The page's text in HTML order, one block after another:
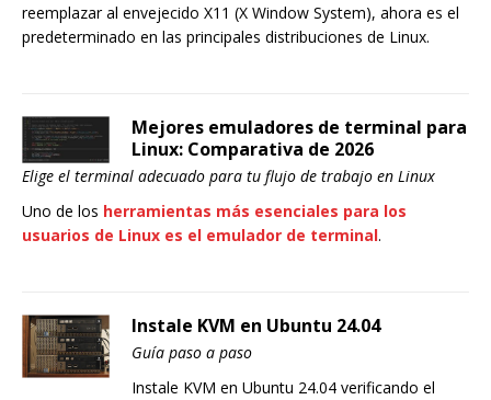
reemplazar al envejecido X11 (X Window System), ahora es el
predeterminado en las principales distribuciones de Linux.
Mejores emuladores de terminal para
Linux: Comparativa de 2026
Elige el terminal adecuado para tu flujo de trabajo en Linux
Uno de los herramientas más esenciales para los
usuarios de Linux es el emulador de terminal.
Instale KVM en Ubuntu 24.04
Guía paso a paso
Instale KVM en Ubuntu 24.04 verificando el